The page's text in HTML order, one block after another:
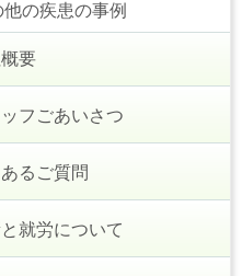
他の疾患の事例
要
フごあいさつ
るご質問
就労について